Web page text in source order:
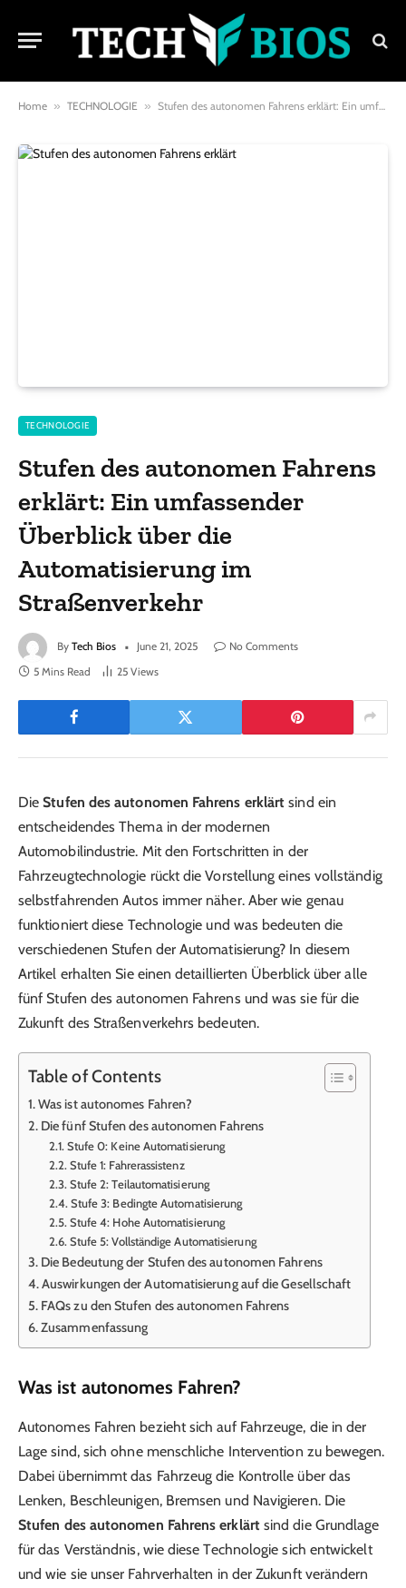
Home » TECHNOLOGIE » Stufen des autonomen Fahrens erklärt: Ein umfassender Überblick über die Automatisierung im Straßenverkehr
TECHNOLOGIE
Stufen des autonomen Fahrens
erklärt: Ein umfassender
Überblick über die
Automatisierung im
Straßenverkehr
By Tech Bios June 21, 2025
No Comments
5 Mins Read
25 Views
DieStufen des autonomen Fahrens erklärt sind ein
entscheidendes Thema in der modernen
Automobilindustrie. Mit den Fortschritten in der
Fahrzeugtechnologie rückt die Vorstellung eines vollständig
selbstfahrenden Autos immer näher. Aber wie genau
funktioniert diese Technologie und was bedeuten die
verschiedenen Stufen der Automatisierung? In diesem
Artikel erhalten Sie einen detaillierten Überblick über alle
fünf Stufen des autonomen Fahrens und was sie für die
Zukunft des Straßenverkehrs bedeuten.
Table of Contents
Was ist autonomes Fahren?
Die fünf Stufen des autonomen Fahrens
Stufe 0: Keine Automatisierung
Stufe 1: Fahrerassistenz
Stufe 2: Teilautomatisierung
Stufe 3: Bedingte Automatisierung
Stufe 4: Hohe Automatisierung
Stufe 5: Vollständige Automatisierung
Die Bedeutung der Stufen des autonomen Fahrens
Auswirkungen der Automatisierung auf die Gesellschaft
FAQs zu den Stufen des autonomen Fahrens
Zusammenfassung
Was ist autonomes Fahren?
Autonomes Fahren bezieht sich auf Fahrzeuge, die in der
Lage sind, sich ohne menschliche Intervention zu bewegen.
Dabei übernimmt das Fahrzeug die Kontrolle über das
Lenken, Beschleunigen, Bremsen und Navigieren. Die
Stufen des autonomen Fahrens erklärtsind die Grundlage
für das Verständnis, wie diese Technologie sich entwickelt
und wie sie unser Fahrverhalten in der Zukunft verändern